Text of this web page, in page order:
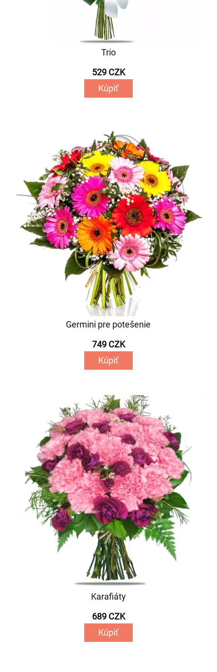
Trio
529 CZK
Kúpiť
Germini pre potešenie
749 CZK
Kúpiť
Karafiáty
689 CZK
Kúpiť